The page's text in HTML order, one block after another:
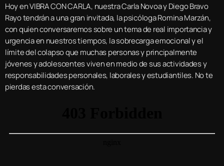
Hoy en VIBRA CON CARLA, nuestra Carla Novoa y Diego Bravo
Rayo tendrán a una gran invitada, la psicóloga Romina Marzán,
con quien conversaremos sobre un tema de real importancia y
urgencia en nuestros tiempos, la sobrecarga emocional y el
límite del colapso que muchas personas y principalmente
jóvenes y adolescentes viven en medio de sus actividades y
responsabilidades personales, laborales y estudiantiles. No te
pierdas esta conversación.